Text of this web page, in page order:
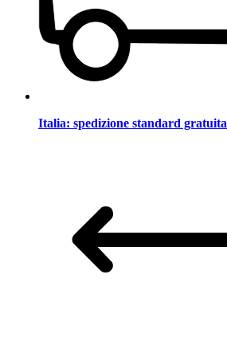
Italia: spedizione standard gratuita